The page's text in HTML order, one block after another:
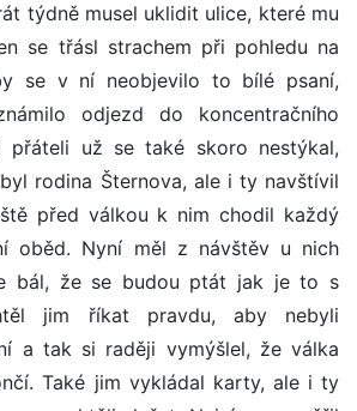
týdně musel uklidit ulice, které mu
se třásl strachem při pohledu na
se v ní neobjevilo to bílé psaní,
odjezd do koncentračního
přáteli už se také skoro nestýkal,
rodina Šternova, ale i ty navštívil
před válkou k nim chodil každý
oběd. Nyní měl z návštěv u nich
bál, že se budou ptát jak je to s
jim říkat pravdu, aby nebyli
a tak si raději vymýšlel, že válka
Také jim vykládal karty, ale i ty